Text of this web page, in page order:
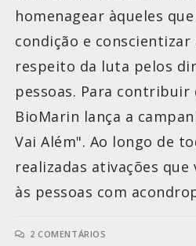
homenagear àqueles
condição e conscientizar
respeito da luta pelos
pessoas. Para contribuir
BioMarin lança a
Vai Além". Ao longo de
realizadas ativações
às pessoas com
2 COMENTÁRIOS